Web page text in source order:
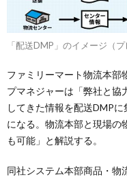
「配送DMP」のイメージ（
ファミリーマート物流本部
プマネジャーは「弊社と協
してきた情報を配送DMP
になる。物流本部と現場の
も可能」と解説する。
同社システム本部商品・物